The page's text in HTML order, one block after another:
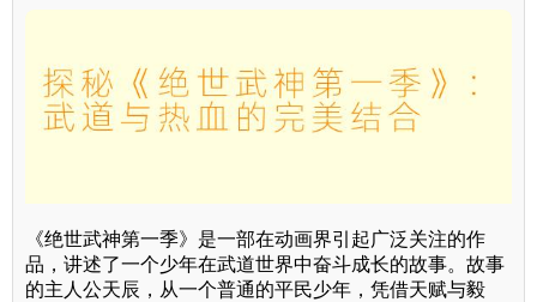
《绝世武神第一季》是一部在动画界引起广泛关注的作
品，讲述了一个少年在武道世界中奋斗成长的故事。故事
的主人公天辰，从一个普通的平民少年，凭借天赋与毅